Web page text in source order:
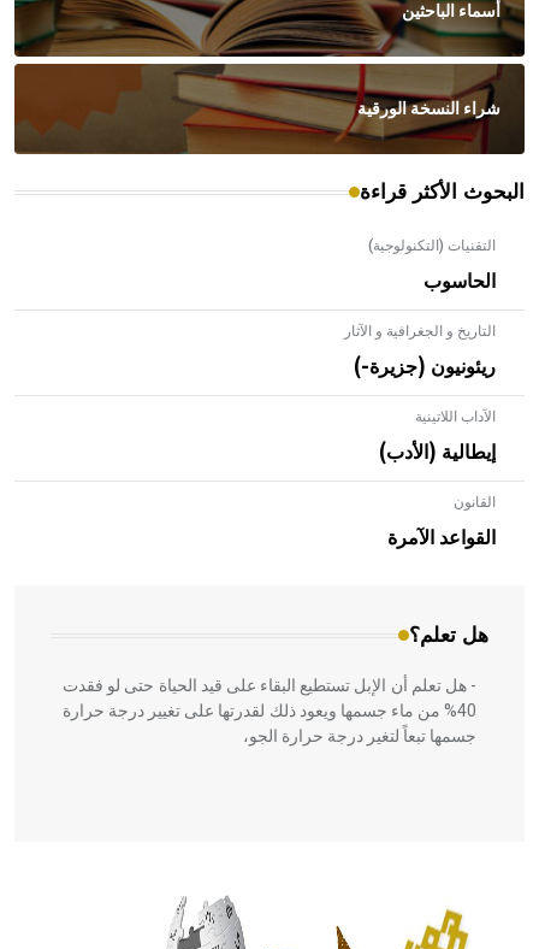
أسماء الباحثين
شراء النسخة الورقية
البحوث الأكثر قراءة
التقنيات (التكنولوجية)
الحاسوب
التاريخ و الجغرافية و الآثار
ريئونيون (جزيرة-)
الآداب اللاتينية
إيطالية (الأدب)
القانون
القواعد الآمرة
هل تعلم؟
- هل تعلم أن الأبلق نوع من الفنون الهندسية التي ارتبطت
بالعمارة الإسلامية في بلاد الشام ومصر خاصة، حيث يحرص
المعمار على بناء مداميكه وخاصة في الواجهات
- هل تعلم أن الإبل تستطيع البقاء على قيد الحياة حتى لو فقدت
40% من ماء جسمها ويعود ذلك لقدرتها على تغيير درجة حرارة
جسمها تبعاً لتغير درجة حرارة الجو،
الحكم، الأدلة، تنظيم التغذية، ورسالته في جروح الرأس. ويعود
له الفضل بأنه حرر الطب من الدين والفلسفة.